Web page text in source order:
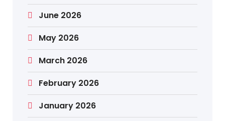
June 2026
May 2026
March 2026
February 2026
January 2026